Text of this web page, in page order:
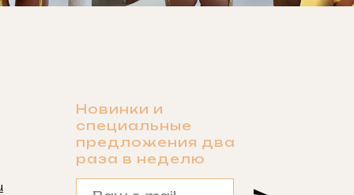
Новинки и
специальные
предложения два
раза в неделю